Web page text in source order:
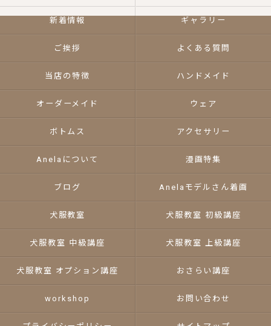
新着情報 ギャラリー
ご挨拶 よくある質問
当店の特徴 ハンドメイド
オーダーメイド ウェア
ボトムス アクセサリー
Anelaについて 漫画特集
ブログ Anelaモデルさん着画
犬服教室 犬服教室 初級講座
犬服教室 中級講座 犬服教室 上級講座
犬服教室 オプション講座 おさらい講座
workshop お問い合わせ